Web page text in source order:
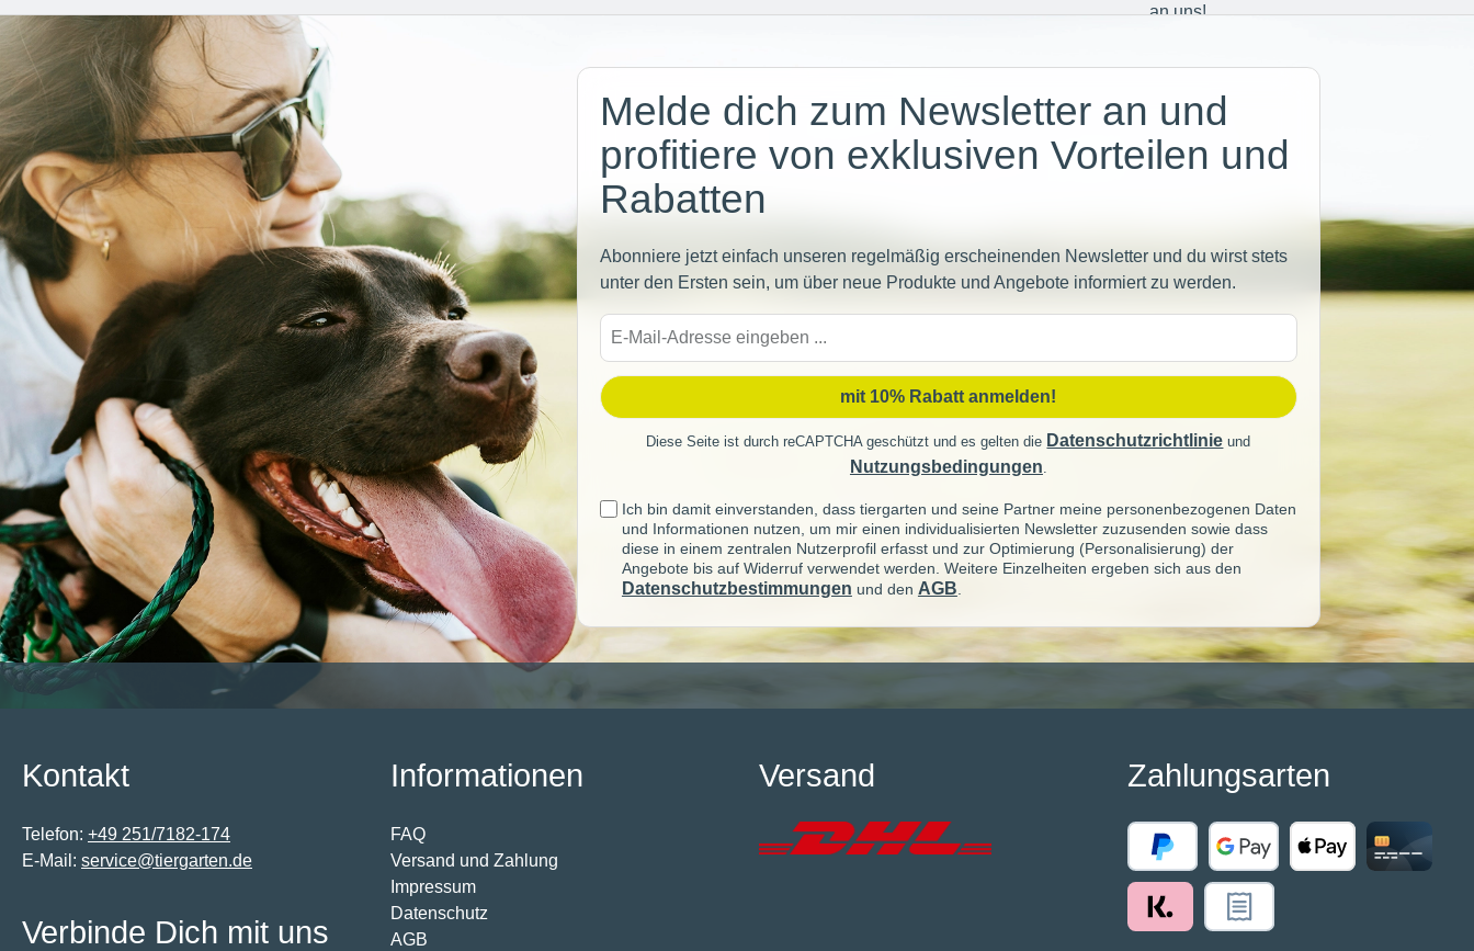
an uns!
Melde dich zum Newsletter an und
profitiere von exklusiven Vorteilen und
Rabatten
Abonniere jetzt einfach unseren regelmäßig erscheinenden Newsletter und du wirst stets
unter den Ersten sein, um über neue Produkte und Angebote informiert zu werden.
Adresse
mit 10% Rabatt anmelden!
Diese Seite ist durch reCAPTCHA geschützt und es gelten die Datenschutzrichtlinie und
Nutzungsbedingungen.
Ich bin damit einverstanden, dass tiergarten und seine Partner meine personenbezogenen Daten
und Informationen nutzen, um mir einen individualisierten Newsletter zuzusenden sowie dass
diese in einem zentralen Nutzerprofil erfasst und zur Optimierung (Personalisierung) der
Angebote bis auf Widerruf verwendet werden. Weitere Einzelheiten ergeben sich aus den
Datenschutzbestimmungen und den AGB
Kontakt
Telefon: +49 251/7182-174
E-Mail: service@tiergarten.de
Informationen
FAQ
Versand und Zahlung
Impressum
Datenschutz
AGB
Versand Zahlungsarten
Verbinde Dich mit uns